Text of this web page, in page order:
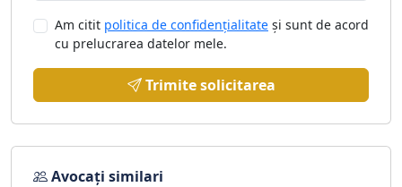
Am citit politica de confidențialitate și sunt de acord
cu prelucrarea datelor mele.
Trimite solicitarea
Avocați similari